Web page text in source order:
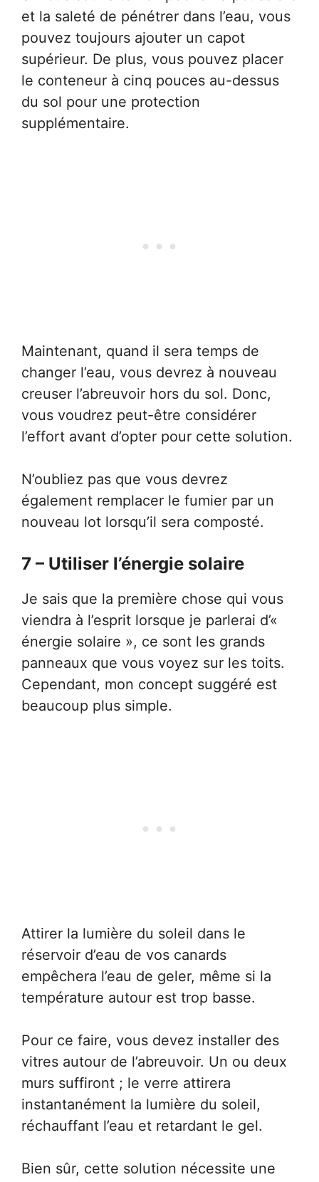
et la saleté de pénétrer dans l’eau, vous
pouvez toujours ajouter un capot
supérieur. De plus, vous pouvez placer
le conteneur à cinq pouces au-dessus
du sol pour une protection
supplémentaire.
Maintenant, quand il sera temps de
changer l’eau, vous devrez à nouveau
creuser l’abreuvoir hors du sol. Donc,
vous voudrez peut-être considérer
l’effort avant d’opter pour cette solution.
N’oubliez pas que vous devrez
également remplacer le fumier par un
nouveau lot lorsqu’il sera composté.
7 – Utiliser l’énergie solaire
Je sais que la première chose qui vous
viendra à l’esprit lorsque je parlerai d’«
énergie solaire », ce sont les grands
panneaux que vous voyez sur les toits.
Cependant, mon concept suggéré est
beaucoup plus simple.
Attirer la lumière du soleil dans le
réservoir d’eau de vos canards
empêchera l’eau de geler, même si la
température autour est trop basse.
Pour ce faire, vous devez installer des
vitres autour de l’abreuvoir. Un ou deux
murs suffiront ; le verre attirera
instantanément la lumière du soleil,
réchauffant l’eau et retardant le gel.
Bien sûr, cette solution nécessite une